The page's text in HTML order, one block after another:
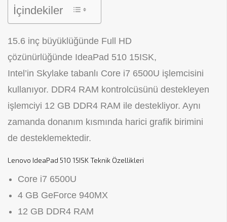
İçindekiler
15.6 inç büyüklüğünde Full HD
çözünürlüğünde IdeaPad 510 15ISK,
Intel’in Skylake tabanlı Core i7 6500U işlemcisini
kullanıyor. DDR4 RAM kontrolcüsünü destekleyen
işlemciyi 12 GB DDR4 RAM ile destekliyor. Aynı
zamanda donanım kısmında harici grafik birimini
de desteklemektedir.
Lenovo IdeaPad 510 15ISK Teknik Özellikleri
Core i7 6500U
4 GB GeForce 940MX
12 GB DDR4 RAM